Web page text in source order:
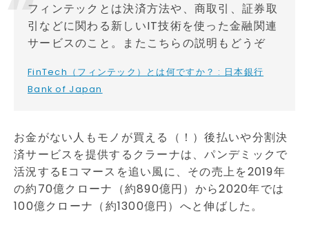
フィンテックとは決済方法や、商取引、証券取
引などに関わる新しいIT技術を使った金融関連
サービスのこと。またこちらの説明もどうぞ
FinTech（フィンテック）とは何ですか？ : 日本銀行
Bank of Japan
お金がない人もモノが買える（！）後払いや分割決
済サービスを提供するクラーナは、パンデミックで
活況するEコマースを追い風に、その売上を2019年
の約70億クローナ（約890億円）から2020年では
100億クローナ（約1300億円）へと伸ばした。